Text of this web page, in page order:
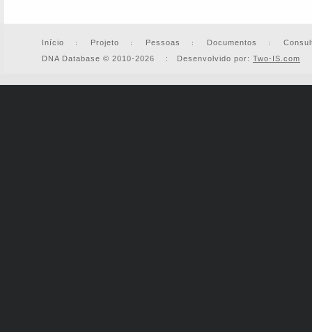
Início Projeto Pessoas Documentos
DNA Database © 2010-2026 : Desenvolvido por: Two-IS.com